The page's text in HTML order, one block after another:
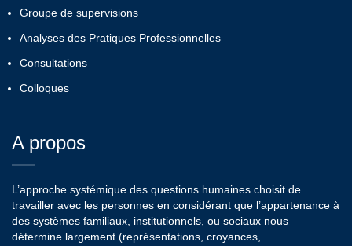
Groupe de supervisions
Analyses des Pratiques Professionnelles
Consultations
Colloques
A propos
L’approche systémique des questions humaines choisit de
travailler avec les personnes en considérant que l’appartenance à
des systèmes familiaux, institutionnels, ou sociaux nous
détermine largement (représentations, croyances,